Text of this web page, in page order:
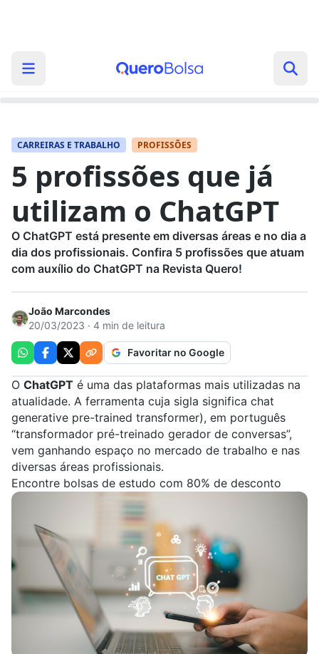
CARREIRAS E TRABALHO PROFISSÕES
5 profissões que já
utilizam o ChatGPT
O ChatGPT está presente em diversas áreas e no dia a
dia dos profissionais. Confira 5 profissões que atuam
com auxílio do ChatGPT na Revista Quero!
João Marcondes
20/03/2023 · 4 min de leitura
Favoritar no Google
O ChatGPT é uma das plataformas mais utilizadas na
atualidade. A ferramenta cuja sigla significa chat
generative pre-trained transformer), em português
“transformador pré-treinado gerador de conversas”,
vem ganhando espaço no mercado de trabalho e nas
diversas áreas profissionais.
Encontre bolsas de estudo com 80% de desconto